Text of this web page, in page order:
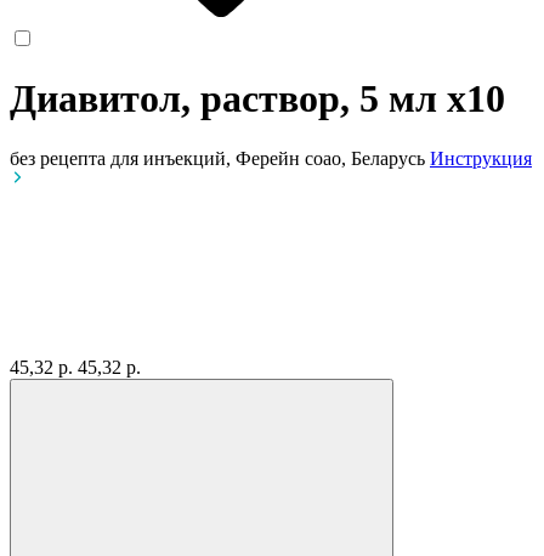
Диавитол, раствор, 5 мл x10
без рецепта для инъекций, Ферейн соао, Беларусь Инструкция
45,32 р. 45,32 р.